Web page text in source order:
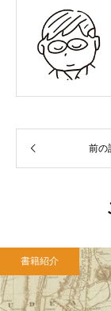
前の
書籍紹介